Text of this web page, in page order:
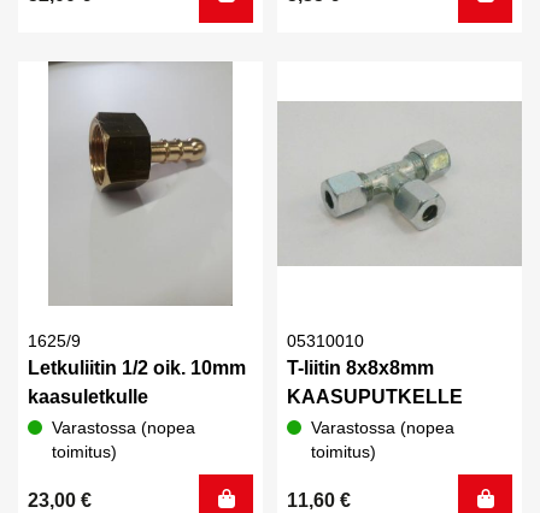
1625/9
Letkuliitin 1/2 oik. 10mm
kaasuletkulle
Varastossa (nopea
toimitus)
23,00 €
05310010
T-liitin 8x8x8mm
KAASUPUTKELLE
Varastossa (nopea
toimitus)
11,60 €